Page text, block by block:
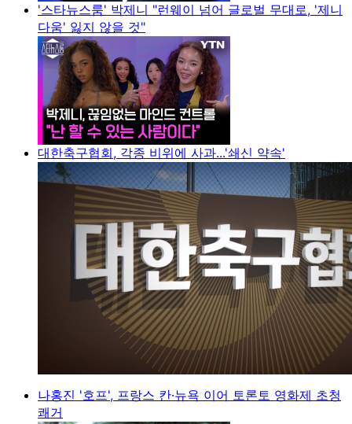
'스타뉴스룸' 박제니 "런웨이 넘어 글로벌 무대로, '제니
다움' 잃지 않을 것"
대한축구협회, 각종 비위에 사과...'쇄신 약속'
나홍진 '호프', 프랑스 칸·뉴욕 이어 토론토 영화제 초청
쾌거